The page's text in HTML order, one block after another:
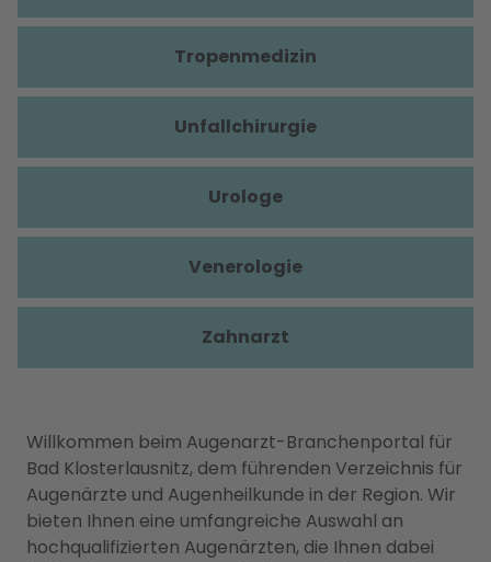
Willkommen beim Augenarzt-Branchenportal für
Bad Klosterlausnitz, dem führenden Verzeichnis für
Augenärzte und Augenheilkunde in der Region. Wir
bieten Ihnen eine umfangreiche Auswahl an
hochqualifizierten Augenärzten, die Ihnen dabei
Tropenmedizin
Unfallchirurgie
Urologe
Venerologie
Zahnarzt